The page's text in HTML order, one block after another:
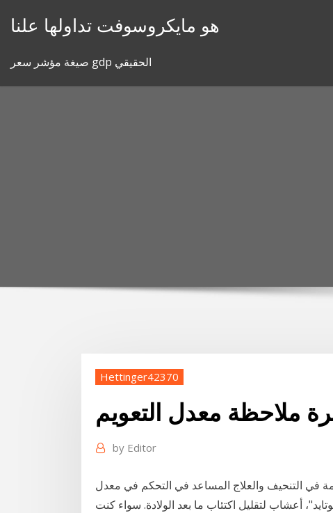
هو مايكروسوفت تداولها علنا
صيغة مؤشر سعر gdp الحقيقي
Hettinger42370
ملاحظة معدل التعويم
by Editor
في التنحيف والعلاج المساعد في التحكم في معدل
أعشاب لتقليل اكتئاب ما بعد الولادة. سواء كنت